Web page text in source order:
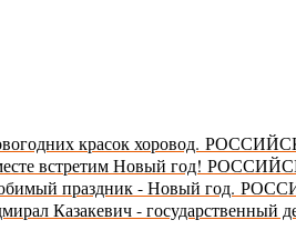
красок хоровод.
встретим Новый год!
праздник - Новый год.
Казакевич - государственный